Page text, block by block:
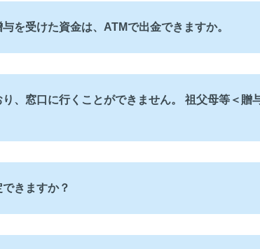
を受けた資金は、ATMで出金できますか。
、窓口に行くことができません。 祖父母等＜贈
きますか？